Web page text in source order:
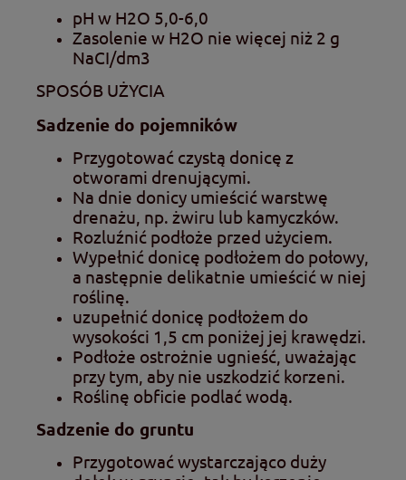
pH w H2O 5,0-6,0
Zasolenie w H2O nie więcej niż 2 g
NaCI/dm3
SPOSÓB UŻYCIA
Sadzenie do pojemników
Przygotować czystą donicę z
otworami drenującymi.
Na dnie donicy umieścić warstwę
drenażu, np. żwiru lub kamyczków.
Rozluźnić podłoże przed użyciem.
Wypełnić donicę podłożem do połowy,
a następnie delikatnie umieścić w niej
roślinę.
uzupełnić donicę podłożem do
wysokości 1,5 cm poniżej jej krawędzi.
Podłoże ostrożnie ugnieść, uważając
przy tym, aby nie uszkodzić korzeni.
Roślinę obficie podlać wodą.
Sadzenie do gruntu
Przygotować wystarczająco duży